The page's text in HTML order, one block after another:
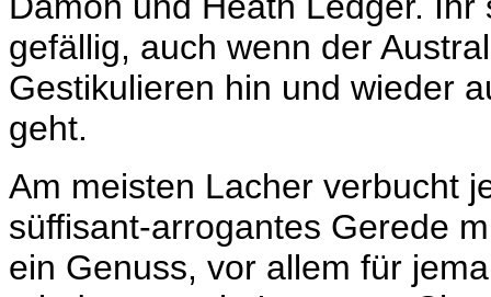
gefällig, auch wenn der
Gestikulieren hin und wieder
geht.
Am meisten Lacher verbucht
süffisant-arrogantes Gerede
ein Genuss, vor allem für